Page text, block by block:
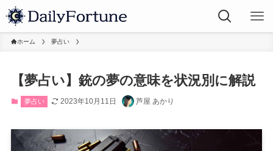
ホーム 夢占い
【夢占い】銃の夢の意味を状況別に解説
夢占い 2023年10月11日 芦屋 あかり